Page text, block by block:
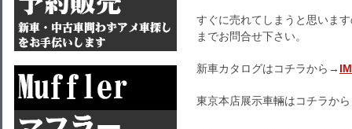
すぐに売れてしまうと思いま
までお問合せ下さい。
新車カタログはコチラから→
東京本店展示車輛はコチラか